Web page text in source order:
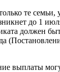
те семьи,
до 1
должен
выплаты